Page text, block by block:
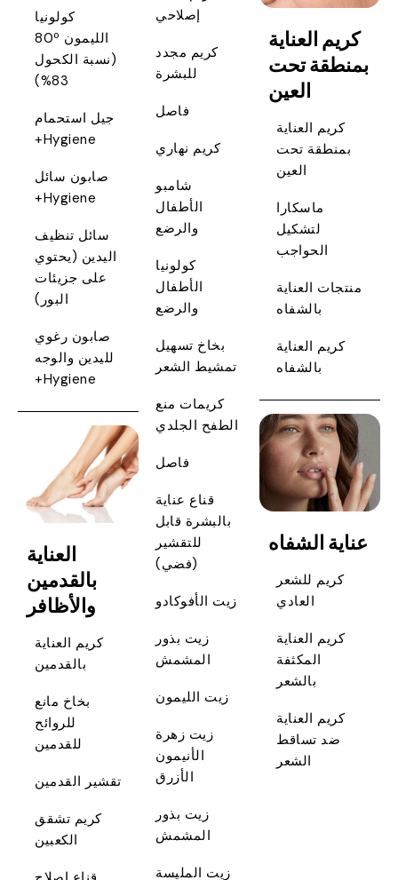
كريم العناية
بمنطقة تحت
العين
كريم العناية
بمنطقة تحت
العين
ماسكارا
لتشكيل
الحواجب
منتجات العناية
بالشفاه
كريم العناية
بالشفاه
عناية الشفاه
كريم للشعر
العادي
كريم العناية
المكثفة
بالشعر
كريم العناية
ضد تساقط
الشعر
إصلاحي
كريم مجدد
للبشرة
فاصل
كريم نهاري
شامبو
الأطفال
والرضع
كولونيا
الأطفال
والرضع
بخاخ تسهيل
تمشيط الشعر
كريمات منع
الطفح الجلدي
فاصل
قناع عناية
بالبشرة قابل
للتقشير
(فضي)
زيت الأفوكادو
زيت بذور
المشمش
زيت الليمون
زيت زهرة
الأنيمون
الأزرق
زيت بذور
المشمش
زيت المليسة
كولونيا
الليمون 80º
(نسبة الكحول
83%)
جيل استحمام
Hygiene+
صابون سائل
Hygiene+
سائل تنظيف
اليدين (يحتوي
على جزيئات
البور)
صابون رغوي
لليدين والوجه
Hygiene+
العناية
بالقدمين
والأظافر
كريم العناية
بالقدمين
بخاخ مانع
للروائح
للقدمين
تقشير القدمين
كريم تشقق
الكعبين